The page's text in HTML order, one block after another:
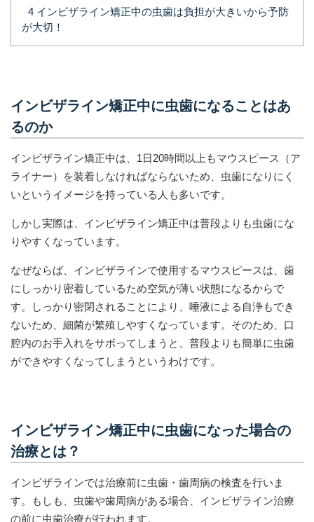
4 インビザライン矯正中の虫歯は負担が大きいから予防
が大切！
インビザライン矯正中に虫歯になることはあ
るのか
インビザライン矯正中は、1日20時間以上もマウスピース（ア
ライナー）を装着しなければならないため、虫歯になりにく
いというイメージを持っている人も多いです。
しかし実際は、インビザライン矯正中は普段よりも虫歯にな
りやすくなっています。
なぜならば、インビザラインで使用するマウスピースは、歯
にしっかり密着しているため空気が薄い状態になるからで
す。しっかり密閉されることにより、唾液による自浄もでき
ないため、細菌が繁殖しやすくなっています。そのため、口
腔内のお手入れをサボってしまうと、普段よりも簡単に虫歯
ができやすくなってしまうというわけです。
インビザライン矯正中に虫歯になった場合の
治療とは？
インビザラインでは治療前に虫歯・歯周病の検査を行いま
す。もしも、虫歯や歯周病がある場合、インビザライン治療
の前に虫歯治療が行われます。